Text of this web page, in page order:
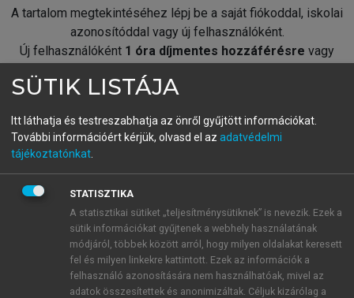
A tartalom megtekintéséhez lépj be a saját fiókoddal, iskolai
azonosítóddal vagy új felhasználóként.
Új felhasználóként 1 óra díjmentes hozzáférésre vagy
fiókoddal,vagy hozz létre új fiókot.
A regisztráció után apróbaidőszakautomatikusan
BELÉPÉS SAJÁT FIÓKKAL
ÚJ FIÓK LÉTREHOZÁSA
1 óra díjmentes hozzáférés
SÜTIK LISTÁJA
Itt láthatja és testreszabhatja az önről gyűjtött információkat.
További információért kérjük, olvasd el az adatvédelmi
tájékoztatónkat
STATISZTIKA
A statisztikai sütiket „teljesítménysütiknek” is nevezik. Ezek a
sütik információkat gyűjtenek a webhely használatának
módjáról, többek között arról, hogy milyen oldalakat keresett
fel és milyen linkekre kattintott. Ezek az információk a
felhasználó azonosítására nem használhatóak, mivel az
adatok összesítettek és anonimizáltak. Céljuk kizárólag a